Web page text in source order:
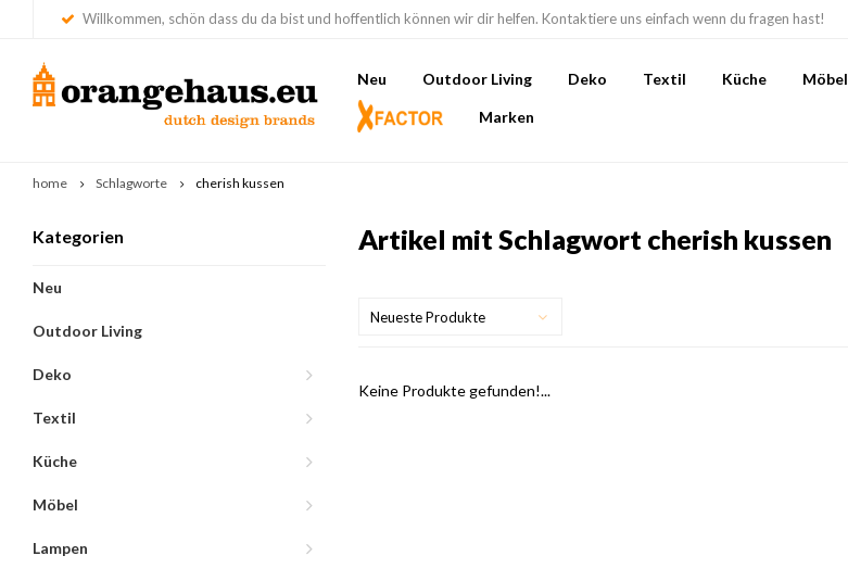
Willkommen, schön dass du da bist und hoffentlich können wir dir helfen. Kontaktiere uns einfach wenn du fragen hast!
Neu Outdoor Living Deko Textil Küche Möbel
Marken
home Schlagworte cherish kussen
Kategorien
Neu
Outdoor Living
Deko
Textil
Küche
Möbel
Lampen
Artikel mit Schlagwort cherish kussen
Neueste Produkte
Keine Produkte gefunden!...